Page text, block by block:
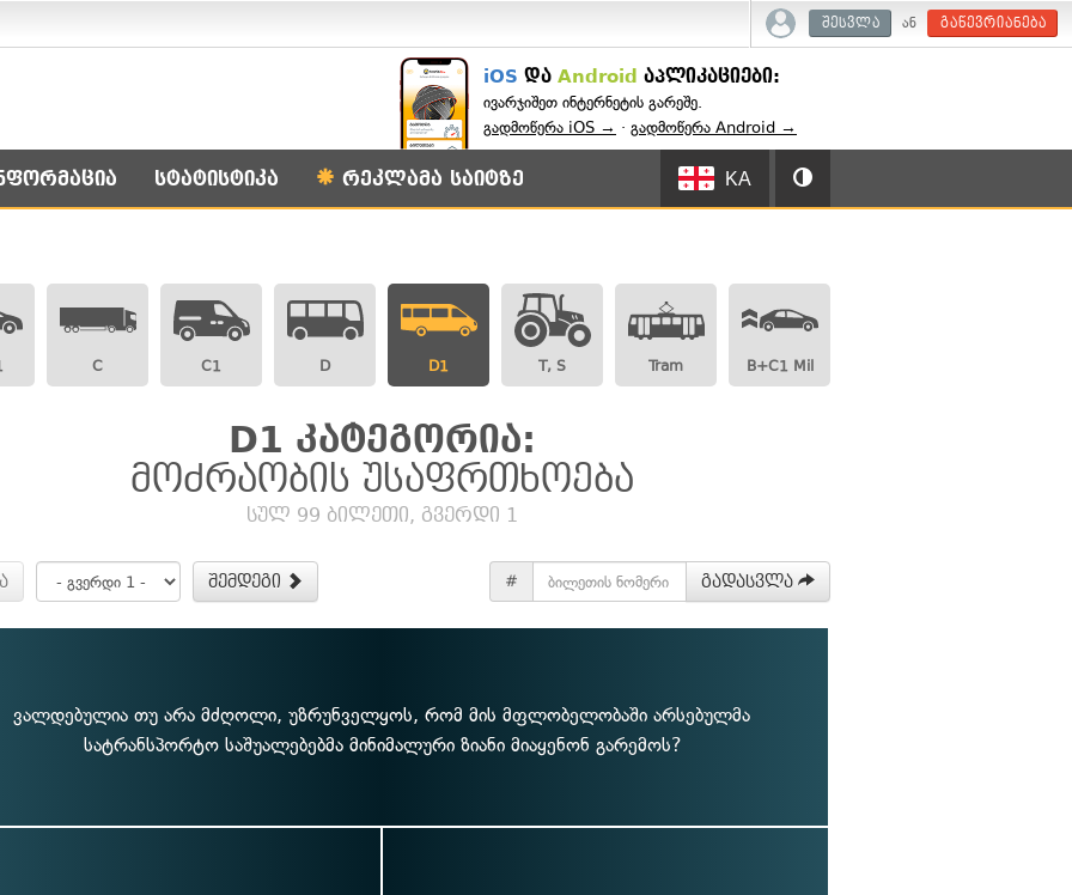
შესვლა ან გაწევრიანება
iOS და Android აპლიკაციები:
ივარჯიშეთ ინტერნეტის გარეშე.
გადმოწერა iOS → · გადმოწერა Android →
სტატისტიკა რეკლამა საიტზე KA
C C1 D D1 T, S Tram B+C1 Mil
D1 კატეგორია:
მოძრაობის უსაფრთხოება
სულ 99 ბილეთი, გვერდი 1
შემდეგი # გადასვლა
ვალდებულია თუ არა მძღოლი, უზრუნველყოს, რომ მის მფლობელობაში არსებულმა
სატრანსპორტო საშუალებებმა მინიმალური ზიანი მიაყენონ გარემოს?